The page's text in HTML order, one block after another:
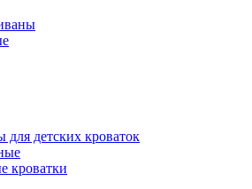
для детских кроваток
кроватки